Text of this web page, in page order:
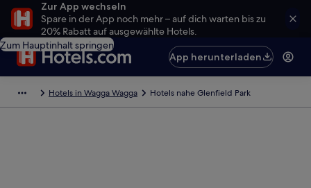
Zur App wechseln
Spare in der App noch mehr – auf dich warten bis zu
20% Rabatt auf ausgewählte Hotels.
Zum Hauptinhalt springen
App herunterladen
Hotels in Wagga Wagga Hotels nahe Glenfield Park